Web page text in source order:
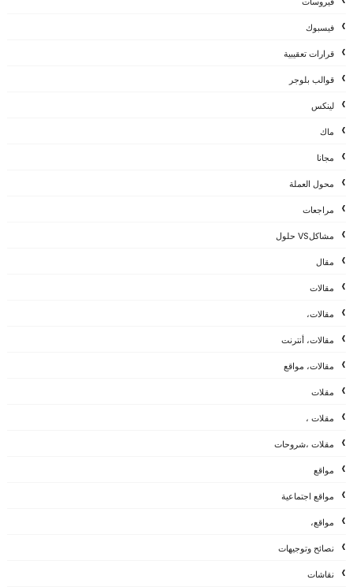
فيسبوك
قرارات تعقيبية
قوالب بلوجر
لينكس
ماك
مجانا
محول العملة
مراجعات
مشاكلVS حلول
مقال
مقالات
مقالات،
مقالات، أنترنت
مقالات، مواقع
مقلات
مقلات ،
مقلات ،شروحات
مواقع
مواقع اجتماعية
مواقع،
نصائح وتوجيهات
نقاشات